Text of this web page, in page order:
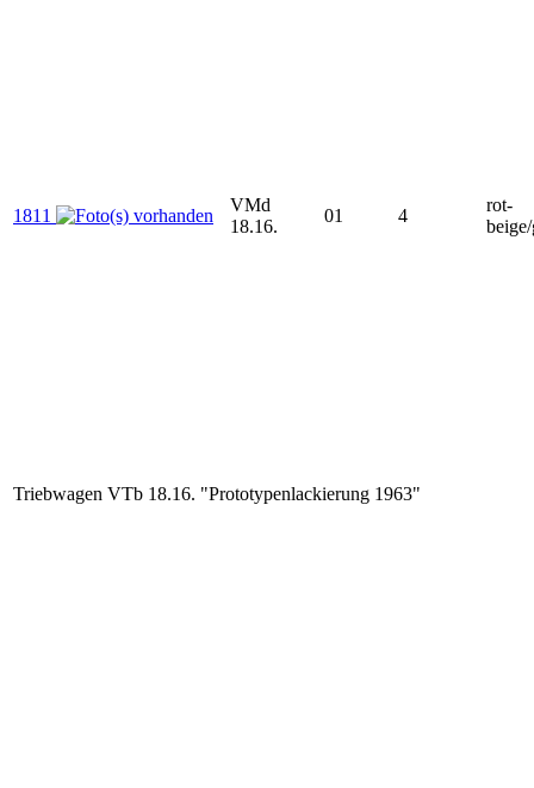
1811
VMd
18.16.
01 4
rot-
Triebwagen VTb 18.16. "Prototypenlackierung 1963"